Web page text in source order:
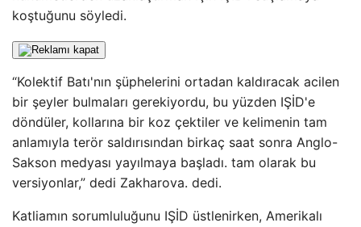
koştuğunu söyledi.
“Kolektif Batı'nın şüphelerini ortadan kaldıracak acilen
bir şeyler bulmaları gerekiyordu, bu yüzden IŞİD'e
döndüler, kollarına bir koz çektiler ve kelimenin tam
anlamıyla terör saldırısından birkaç saat sonra Anglo-
Sakson medyası yayılmaya başladı. tam olarak bu
versiyonlar,” dedi Zakharova. dedi.
Katliamın sorumluluğunu IŞİD üstlenirken, Amerikalı